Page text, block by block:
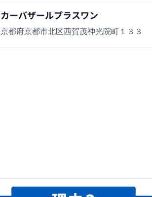
カーバザールプラスワン
京都府京都市北区西賀茂神光院町１３３